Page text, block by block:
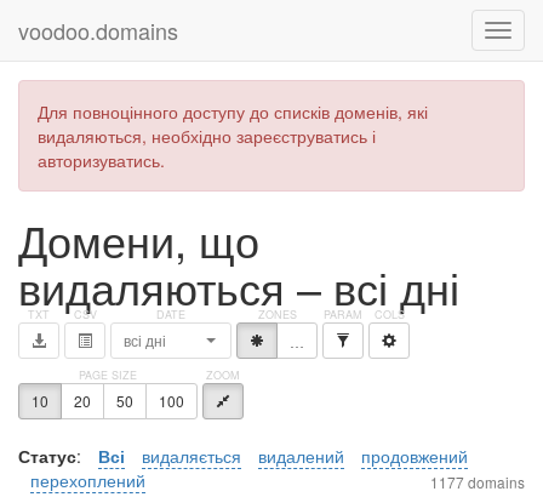
voodoo.domains
Для повноцінного доступу до списків доменів, які
видаляються, необхідно зареєструватись і
авторизуватись.
Домени, що
видаляються – всі дні
всі дні *
10 20 50 100
Статус: Всі видаляється видалений
продовжений
перехоплений
1177 domains